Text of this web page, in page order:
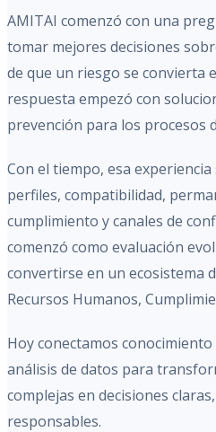
AMITAI comenzó con una
tomar mejores decisiones
de que un riesgo se convierta
respuesta empezó con
prevención para los procesos
Con el tiempo, esa
perfiles, compatibilidad,
cumplimiento y canales de
comenzó como evaluación
convertirse en un ecosistema
Recursos Humanos,
Hoy conectamos
análisis de datos para
complejas en decisiones
responsables.